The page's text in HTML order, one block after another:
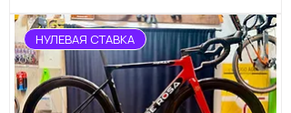
НУЛЕВАЯ СТАВКА